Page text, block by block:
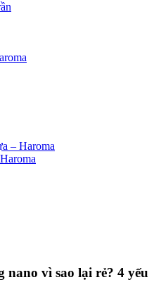
– Haroma
vì sao lại rẻ? 4 yếu